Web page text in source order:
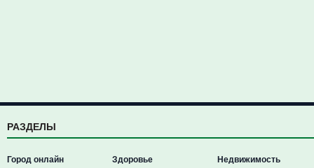
РАЗДЕЛЫ
Город онлайн
Здоровье
Недвижимость